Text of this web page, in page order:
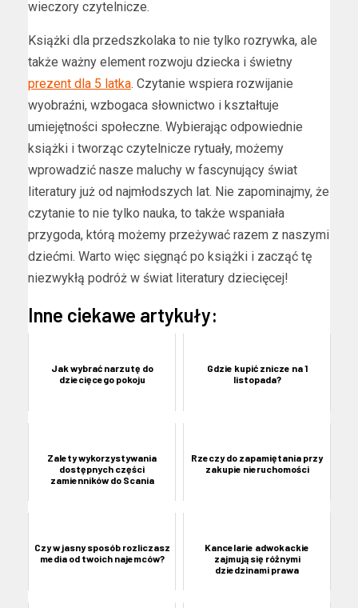
wieczory czytelnicze.
Książki dla przedszkolaka to nie tylko rozrywka, ale
także ważny element rozwoju dziecka i świetny
prezent dla 5 latka. Czytanie wspiera rozwijanie
wyobraźni, wzbogaca słownictwo i kształtuje
umiejętności społeczne. Wybierając odpowiednie
książki i tworząc czytelnicze rytuały, możemy
wprowadzić nasze maluchy w fascynujący świat
literatury już od najmłodszych lat. Nie zapominajmy, że
czytanie to nie tylko nauka, to także wspaniała
przygoda, którą możemy przeżywać razem z naszymi
dziećmi. Warto więc sięgnąć po książki i zacząć tę
niezwykłą podróż w świat literatury dziecięcej!
Inne ciekawe artykuły:
Jak wybrać narzutę do
dziecięcego pokoju
Gdzie kupić znicze na 1
listopada?
Zalety wykorzystywania
dostępnych części
zamienników do Scania
Rzeczy do zapamiętania przy
zakupie nieruchomości
Czy w jasny sposób rozliczasz
media od twoich najemców?
Kancelarie adwokackie
zajmują się różnymi
dziedzinami prawa